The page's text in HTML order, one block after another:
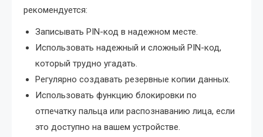
рекомендуется:
Записывать PIN-код в надежном месте.
Использовать надежный и сложный PIN-код,
который трудно угадать.
Регулярно создавать резервные копии данных.
Использовать функцию блокировки по
отпечатку пальца или распознаванию лица, если
это доступно на вашем устройстве.